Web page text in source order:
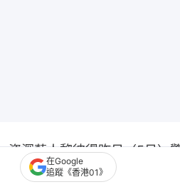
資深藝人黎彼得昨日（5日）
光證實離世消息，享年76歲
在Google
追蹤《香港01》